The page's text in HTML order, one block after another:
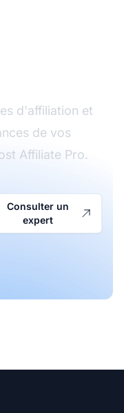
d'affiliation et
de vos
Affiliate Pro.
Consulter un
expert